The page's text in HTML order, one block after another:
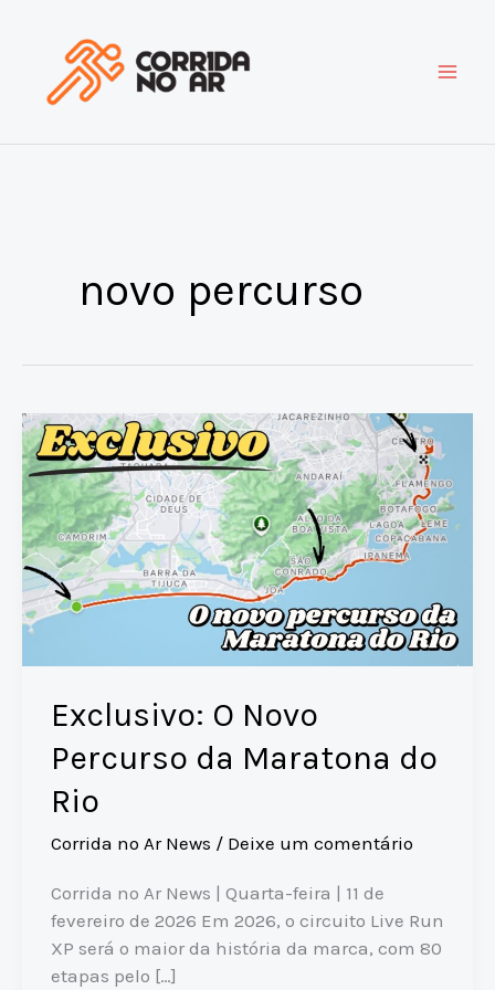
conteúdo
novo percurso
Exclusivo: O Novo
Percurso da Maratona do
Rio
Corrida no Ar News / Deixe um comentário
Corrida no Ar News | Quarta-feira | 11 de
fevereiro de 2026 Em 2026, o circuito Live Run
XP será o maior da história da marca, com 80
etapas pelo […]